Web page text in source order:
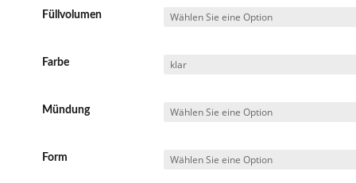
Füllvolumen
Farbe
Mündung
Form